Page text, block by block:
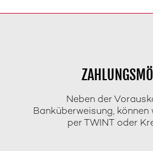
Neben der
Banküberweisung, können
per TWINT oder